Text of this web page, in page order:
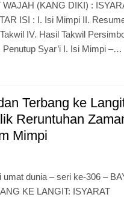
(KANG DIKI) :
ISI : I. Isi Mimpi II.
IV. Hasil Takwil
Syar’i I. Isi Mimpi –…
Terbang ke
Reruntuhan
Mimpi
dunia – seri ke-306 –
KE LANGIT: ISYARAT